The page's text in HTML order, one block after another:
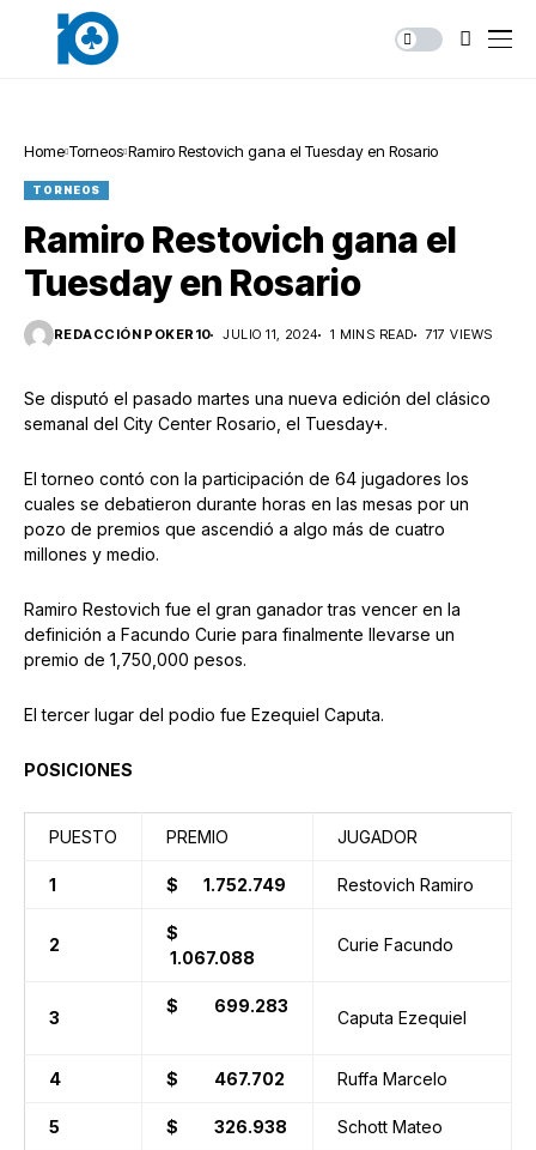
Home Torneos Ramiro Restovich gana el Tuesday en Rosario
TORNEOS
Ramiro Restovich gana el
Tuesday en Rosario
REDACCIÓN POKER10 JULIO 11, 2024 1 MINS READ 717 VIEWS
Se disputó el pasado martes una nueva edición del clásico
semanal del City Center Rosario, el Tuesday+.
El torneo contó con la participación de 64 jugadores los
cuales se debatieron durante horas en las mesas por un
pozo de premios que ascendió a algo más de cuatro
millones y medio.
Ramiro Restovich fue el gran ganador tras vencer en la
definición a Facundo Curie para finalmente llevarse un
premio de 1,750,000 pesos.
El tercer lugar del podio fue Ezequiel Caputa.
POSICIONES
PUESTO PREMIO JUGADOR
1 $ 1.752.749 Restovich Ramiro
2
$
1.067.088
Curie Facundo
3
$ 699.283
Caputa Ezequiel
4 $ 467.702 Ruffa Marcelo
5 $ 326.938 Schott Mateo